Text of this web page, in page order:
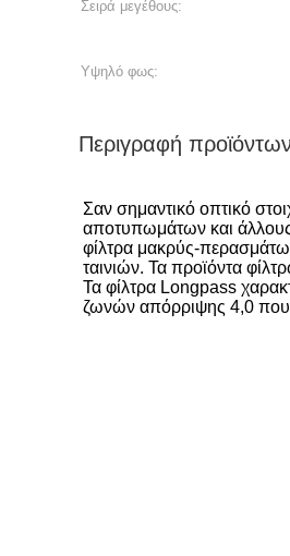
Σειρά μεγέθους:
Υψηλό φως:
Περιγραφή
Σαν σημαντικό οπτικό
αποτυπωμάτων και άλλους
φίλτρα μακρύς-
ταινιών. Τα προϊόντα
Τα φίλτρα Longpass
ζωνών απόρριψης 4,0 που